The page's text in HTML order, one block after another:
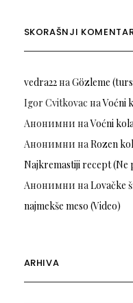
SKORAŠNJI
vedra22наGözleme
Igor Cvitkovac наVoćni
Анонимни наVoćni
Анонимни наRozen
Najkremastiji recept (Ne
Анонимни наLovačke
najmekše meso (Video)
ARHIVA